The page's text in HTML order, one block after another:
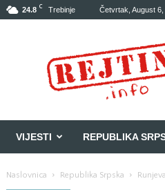
24.8 C Trebinje Četvrtak, August 6,
VIJESTI REPUBLIKA
Naslovnica Republika Srpska